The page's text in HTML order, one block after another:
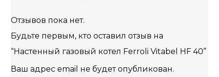
Отзывов пока нет.
Будьте первым, кто оставил отзыв на
“Настенный газовый котел Ferroli Vitabel HF 40”
Ваш адрес email не будет опубликован.